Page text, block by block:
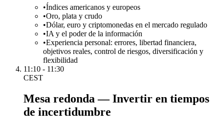
•Índices americanos y europeos
•Oro, plata y crudo
•Dólar, euro y criptomonedas en el mercado regulado
•IA y el poder de la información
•Experiencia personal: errores, libertad financiera,
objetivos reales, control de riesgos, diversificación y
flexibilidad
11:10 - 11:30
CEST
Mesa redonda — Invertir en tiempos
de incertidumbre